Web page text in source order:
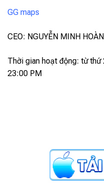
GG maps
CEO: NGUYỄN MINH
Thời gian hoạt động: từ thứ
23:00 PM